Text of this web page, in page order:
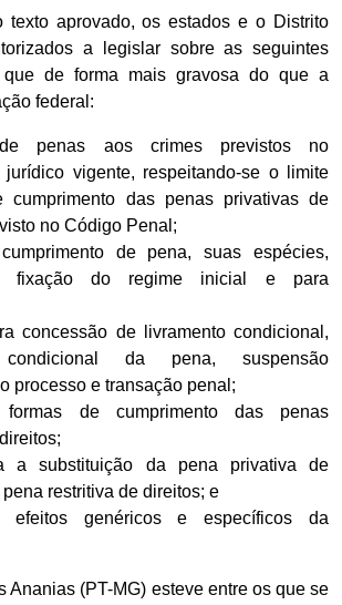
texto aprovado, os estados e o Distrito
a legislar sobre as seguintes
que de forma mais gravosa do que a
federal:
de penas aos crimes previstos no
jurídico vigente, respeitando-se o limite
cumprimento das penas privativas de
no Código Penal;
de pena, suas espécies,
fixação do regime inicial e para
concessão de livramento condicional,
condicional da pena, suspensão
processo e transação penal;
de cumprimento das penas
a substituição da pena privativa de
pena restritiva de direitos; e
efeitos genéricos e específicos da
Ananias (PT-MG) esteve entre os que se